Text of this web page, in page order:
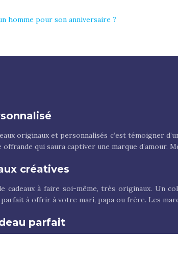
homme pour son anniversaire ?
originaux et personnalisés c’est témoigner
offrande qui saura captiver une marque
créatives
cadeaux à faire soi-même, très originaux.
parfait à offrir à votre mari, papa ou frère. Les
parfait